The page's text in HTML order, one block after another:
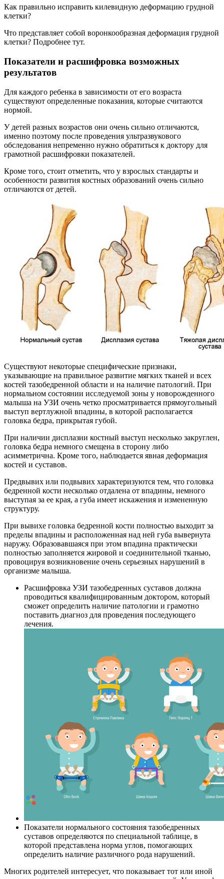
Как правильно исправить килевидную деформацию грудной
клетки?
Что представляет собой воронкообразная деформация грудной
клетки? Подробнее тут.
Показатели и расшифровка возможных
результатов
Для каждого ребенка в зависимости от его возраста
существуют определенные показания, которые считаются
нормой.
У детей разных возрастов они очень сильно отличаются,
именно поэтому после проведения ультразвукового
обследования непременно нужно обратиться к доктору для
грамотной расшифровки показателей.
Кроме того, стоит отметить, что у взрослых стандарты и
особенности развития костных образований очень сильно
отличаются от детей.
Существуют некоторые специфические признаки,
указывающие на правильное развитие мягких тканей и всех
костей тазобедренной области и на наличие патологий. При
нормальном состоянии исследуемой зоны у новорожденного
малыша на УЗИ очень четко просматривается прямоугольный
выступ вертлужной впадины, в которой располагается
головка бедра, прикрытая губой.
При наличии дисплазии костный выступ несколько закруглен,
головка бедра немного смещена в сторону либо
асимметрична. Кроме того, наблюдается явная деформация
костей и суставов.
Предвывих или подвывих характеризуются тем, что головка
бедренной кости несколько отдалена от впадины, немного
выступая за ее края, а губа имеет искажения и измененную
структуру.
При вывихе головка бедренной кости полностью выходит за
пределы впадины и расположенная над ней губа вывернута
наружу. Образовавшаяся при этом впадина практически
полностью заполняется жировой и соединительной тканью,
провоцируя возникновение очень серьезных нарушений в
организме малыша.
Расшифровка УЗИ тазобедренных суставов должна
проводиться квалифицированным доктором, который
сможет определить наличие патологии и грамотно
поставить диагноз для проведения последующего
лечения.
Показатели нормального состояния тазобедренных
суставов определяются по специальной таблице, в
которой представлена норма углов, помогающих
определить наличие различного рода нарушений.
Многих родителей интересует, что показывает тот или иной